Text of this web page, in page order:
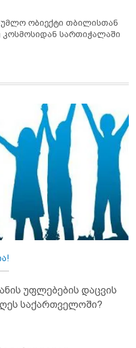
ობიექტი თბილისთან
ახლოს ანუ კოსმოსიდან სართიჭალაში
უფლებების დაცვის
საქართველოში?